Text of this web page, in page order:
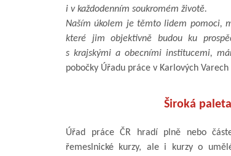
i v každodenním soukromém životě.
Naším úkolem je těmto lidem pomoci,
které jim objektivně budou ku
s krajskými a obecními institucemi,
pobočky Úřadu práce v Karlových Varech
Široká
Úřad práce ČR hradí plně nebo
řemeslnické kurzy, ale i kurzy o